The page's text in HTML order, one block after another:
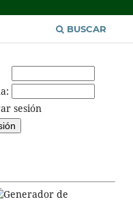
BUSCAR
sesión